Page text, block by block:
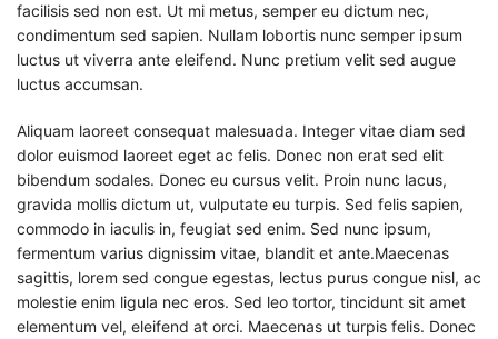
GET IN TOUCH
facilisis sed non est. Ut mi metus, semper eu dictum nec,
condimentum sed sapien. Nullam lobortis nunc semper ipsum
luctus ut viverra ante eleifend. Nunc pretium velit sed augue
luctus accumsan.
Aliquam laoreet consequat malesuada. Integer vitae diam sed
dolor euismod laoreet eget ac felis. Donec non erat sed elit
bibendum sodales. Donec eu cursus velit. Proin nunc lacus,
gravida mollis dictum ut, vulputate eu turpis. Sed felis sapien,
commodo in iaculis in, feugiat sed enim. Sed nunc ipsum,
fermentum varius dignissim vitae, blandit et ante.Maecenas
sagittis, lorem sed congue egestas, lectus purus congue nisl, ac
molestie enim ligula nec eros. Sed leo tortor, tincidunt sit amet
elementum vel, eleifend at orci. Maecenas ut turpis felis. Donec